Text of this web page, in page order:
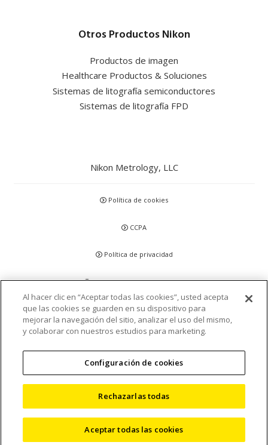
Otros Productos Nikon
Productos de imagen
Healthcare Productos & Soluciones
Sistemas de litografía semiconductores
Sistemas de litografía FPD
Nikon Metrology, LLC
Política de cookies
CCPA
Política de privacidad
Descargo de responsabilidad
Declaraciones y Políticas
Acreditación y Certificación
Términos y condiciones
©2026 Nikon Metrology, LLC
Al hacer clic en “Aceptar todas las cookies”, usted acepta
que las cookies se guarden en su dispositivo para
mejorar la navegación del sitio, analizar el uso del mismo,
y colaborar con nuestros estudios para marketing.
Configuración de cookies
Rechazarlas todas
Aceptar todas las cookies